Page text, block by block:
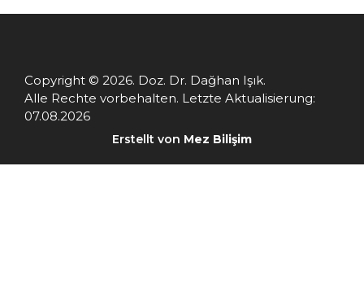
Copyright © 2026. Doz. Dr. Dağhan Işık.
Alle Rechte vorbehalten. Letzte Aktualisierung:
07.08.2026
Erstellt von Mez Bilişim